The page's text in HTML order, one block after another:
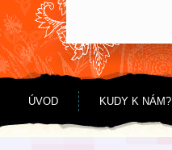
ÚVOD KUDY K NÁM?